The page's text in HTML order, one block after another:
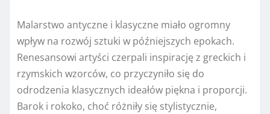
Malarstwo antyczne i klasyczne miało ogromny
wpływ na rozwój sztuki w późniejszych epokach.
Renesansowi artyści czerpali inspirację z greckich i
rzymskich wzorców, co przyczyniło się do
odrodzenia klasycznych ideałów piękna i proporcji.
Barok i rokoko, choć różniły się stylistycznie,